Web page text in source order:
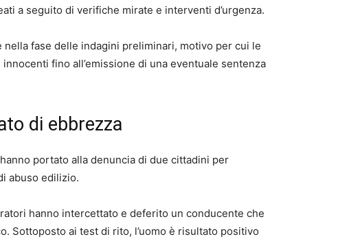
a seguito di verifiche mirate e interventi d’urgenza.
fase delle indagini preliminari, motivo per cui le
fino all’emissione di una eventuale sentenza
di ebbrezza
portato alla denuncia di due cittadini per
abuso edilizio.
hanno intercettato e deferito un conducente che
Sottoposto ai test di rito, l’uomo è risultato positivo